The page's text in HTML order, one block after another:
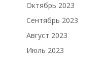
Октябрь 2023
Сентябрь 2023
Август 2023
Июль 2023